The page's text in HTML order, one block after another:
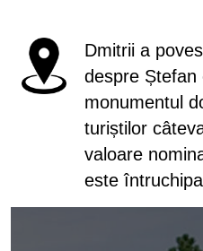
Dmitrii a
despre Ștefan
monumentul
turiștilor
valoare
este